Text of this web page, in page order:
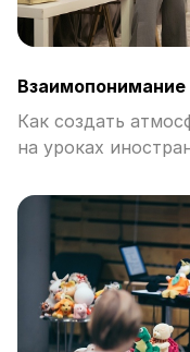
Как создать
на уроках